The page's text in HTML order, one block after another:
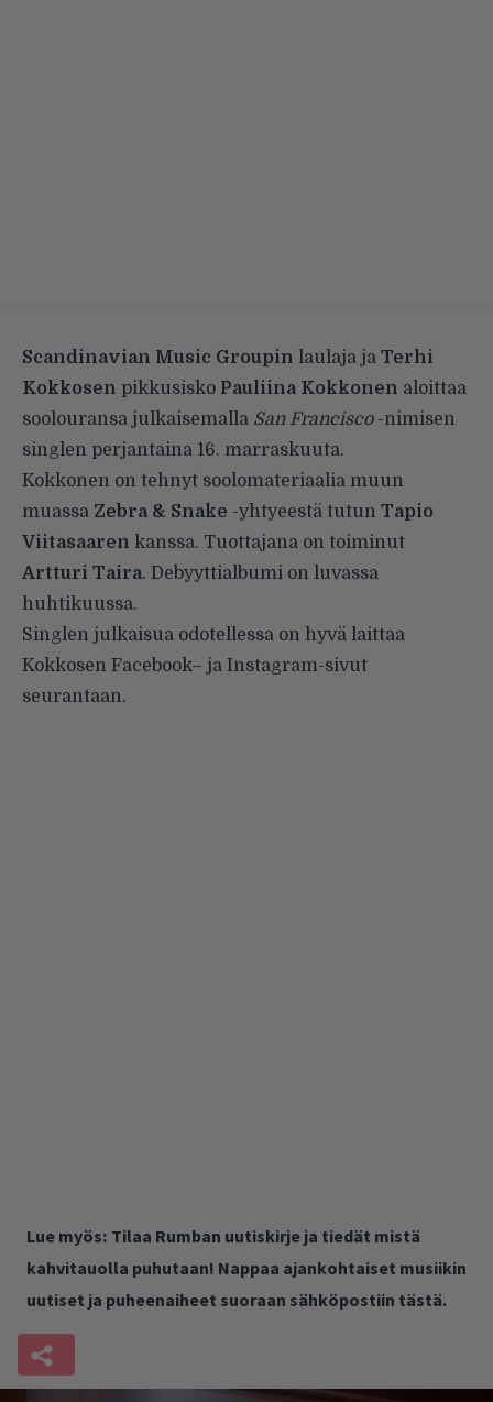
Scandinavian Music Groupin laulaja ja Terhi
Kokkosen pikkusisko Pauliina Kokkonen aloittaa
soolouransa julkaisemalla San Francisco-nimisen
singlen perjantaina 16. marraskuuta.
Kokkonen on tehnyt soolomateriaalia muun
muassa Zebra & Snake -yhtyeestä tutun Tapio
Viitasaaren kanssa. Tuottajana on toiminut
Artturi Taira. Debyyttialbumi on luvassa
huhtikuussa.
Singlen julkaisua odotellessa on hyvä laittaa
Kokkosen Facebook– ja Instagram-sivut
seurantaan.
Lue myös: Tilaa Rumban uutiskirje ja tiedät mistä
kahvitauolla puhutaan! Nappaa ajankohtaiset musiikin
uutiset ja puheenaiheet suoraan sähköpostiin tästä.